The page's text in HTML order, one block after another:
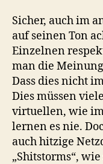
Sicher, auch im
auf seinen Ton
Einzelnen
man die
Dass dies nicht
Dies müssen
virtuellen, wie
lernen es nie.
auch hitzige
„Shitstorms“,